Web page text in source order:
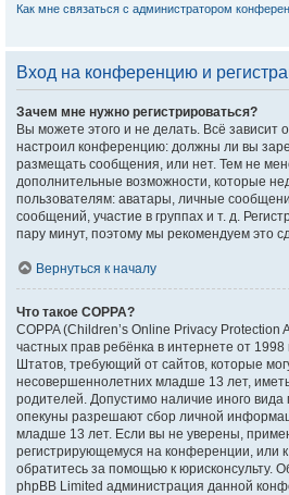
Как мне связаться с администратором
Вход на конференцию и
Зачем мне нужно регистрироваться?
Вы можете этого и не делать. Всё зависит
настроил конференцию: должны ли вы
размещать сообщения, или нет. Тем не
дополнительные возможности, которые
пользователям: аватары, личные
сообщений, участие в группах и т. д.
пару минут, поэтому мы рекомендуем это
Вернуться к началу
Что такое COPPA?
COPPA (Children’s Online Privacy Protection
частных прав ребёнка в интернете от
Штатов, требующий от сайтов, которые
несовершеннолетних младше 13 лет,
родителей. Допустимо наличие иного вида
опекуны разрешают сбор личной
младше 13 лет. Если вы не уверены,
регистрирующемуся на конференции, или
обратитесь за помощью к юрисконсульту.
phpBB Limited администрация данной